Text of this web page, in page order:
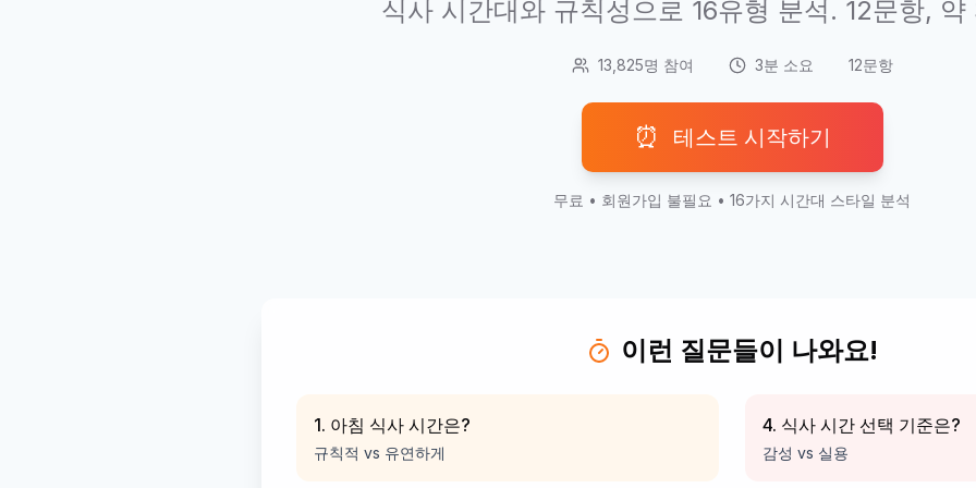
식사 시간대와 규칙성으로 16유형 분석. 12문항, 약
13,825명 참여 3분 소요 12문항
⏰ 테스트 시작하기
무료 • 회원가입 불필요 • 16가지 시간대 스타일 분석
이런 질문들이 나와요!
1. 아침 식사 시간은?
규칙적 vs 유연하게
4. 식사 시간 선택 기준은?
감성 vs 실용